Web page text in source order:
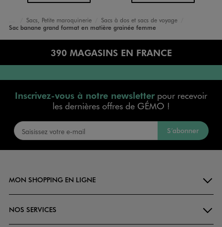
Accueil
Femme
Sacs et Accessoires
Sacs, Petite maroquinerie
Sacs à dos et sacs de voyage
Sac banane grand format en matière grainée femme
390 MAGASINS EN FRANCE
Inscrivez-vous à notre newsletterpour recevoir
les dernières offres de GÉMO !
S’abonner
MON SHOPPING EN LIGNE
NOS SERVICES